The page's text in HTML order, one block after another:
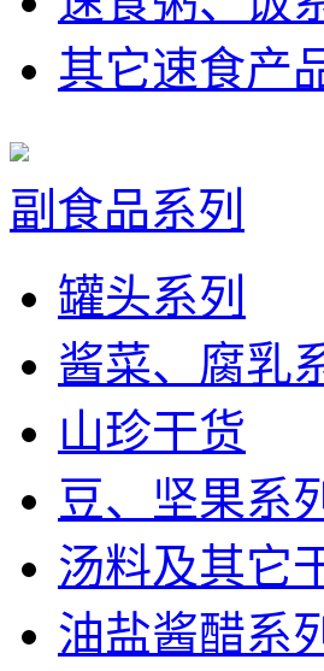
其它速食产
副食品系列
罐头系列
酱菜、腐乳
山珍干货
豆、坚果系
汤料及其它
油盐酱醋系